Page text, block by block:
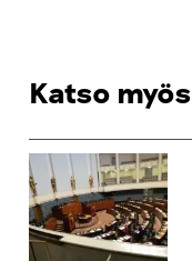
Katso myös